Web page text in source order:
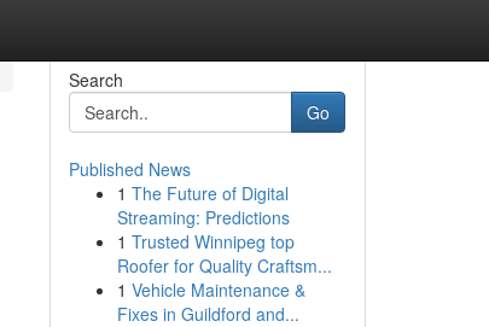
Search
Go
Published News
1 The Future of Digital
Streaming: Predictions
1 Trusted Winnipeg top
Roofer for Quality Craftsm...
1 Vehicle Maintenance &
Fixes in Guildford and...